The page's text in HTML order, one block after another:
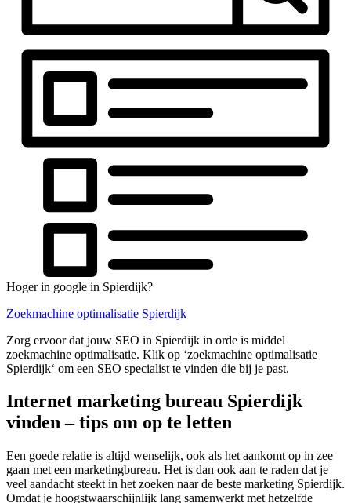
Hoger in google in Spierdijk?
Zoekmachine optimalisatie Spierdijk
Zorg ervoor dat jouw SEO in Spierdijk in orde is middel
zoekmachine optimalisatie. Klik op ‘zoekmachine optimalisatie
Spierdijk‘ om een SEO specialist te vinden die bij je past.
Internet marketing bureau Spierdijk
vinden – tips om op te letten
Een goede relatie is altijd wenselijk, ook als het aankomt op in zee
gaan met een marketingbureau. Het is dan ook aan te raden dat je
veel aandacht steekt in het zoeken naar de beste marketing Spierdijk.
Omdat je hoogstwaarschijnlijk lang samenwerkt met hetzelfde